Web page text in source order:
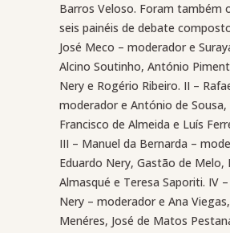
Barros Veloso. Foram também
seis painéis de debate
José Meco – moderador e
Alcino Soutinho, António
Nery e Rogério Ribeiro. II –
moderador e António de Sousa,
Francisco de Almeida e Luís
III – Manuel da Bernarda –
Eduardo Nery, Gastão de Melo,
Almasqué e Teresa Saporiti. IV
Nery – moderador e Ana
Menéres, José de Matos